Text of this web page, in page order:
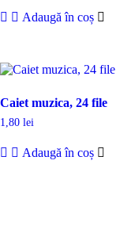
Adaugă în coș
Caiet muzica, 24 file
1,80 lei
Adaugă în coș